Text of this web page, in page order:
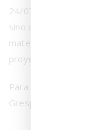
24/0747 no solo
sino que también
material diseñado
proyectos más
Para consultar todas
Grespania, visita la